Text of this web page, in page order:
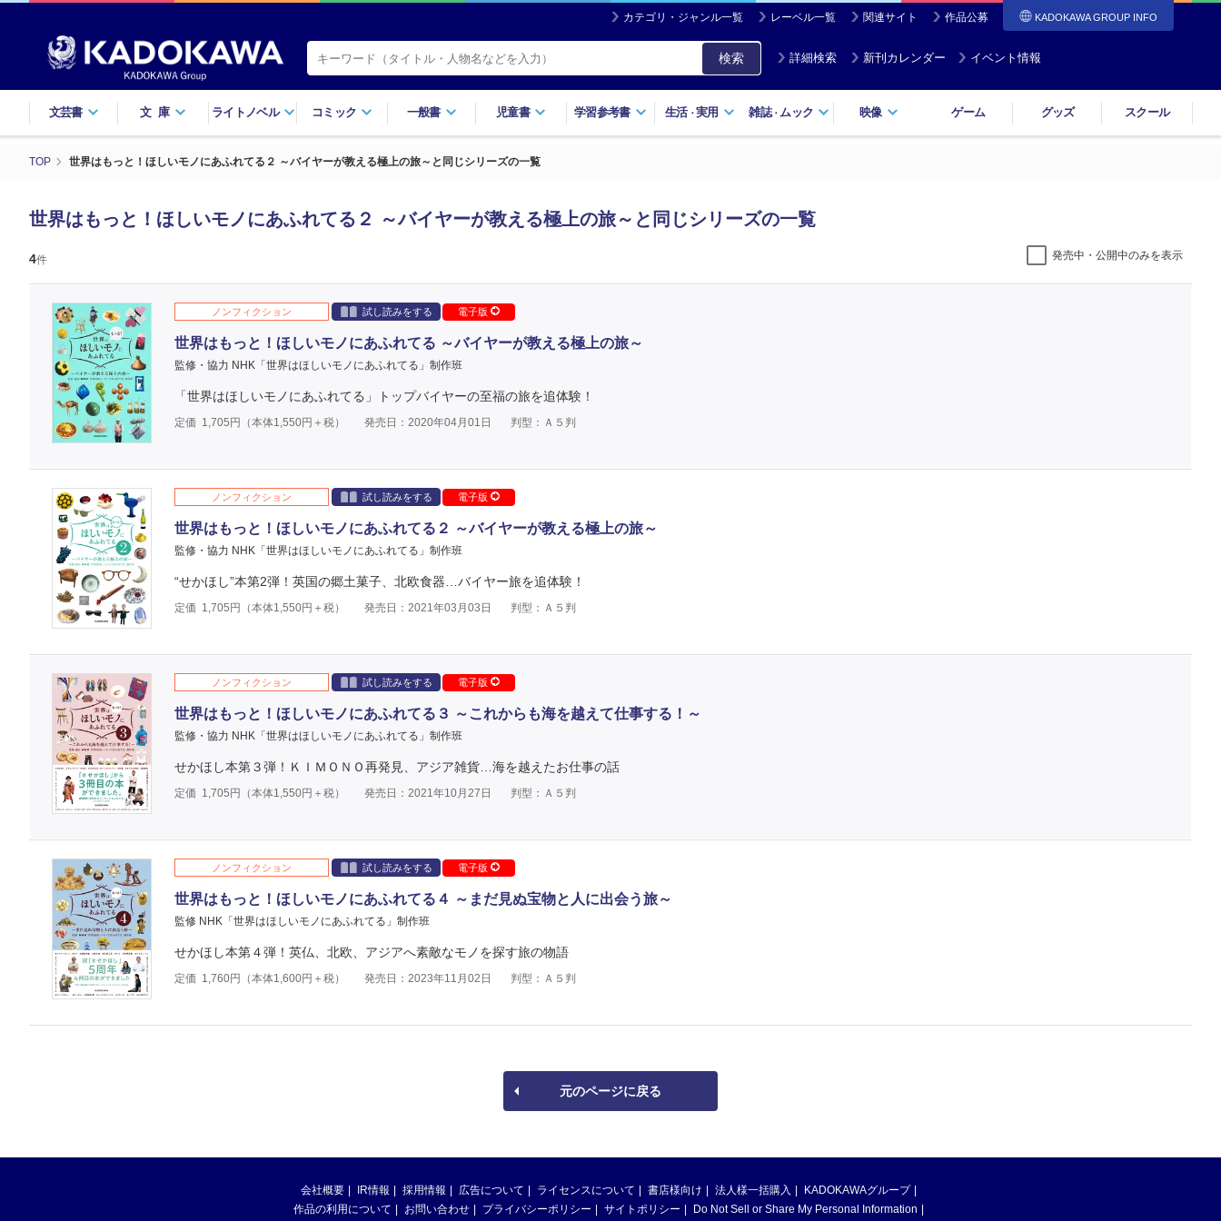
カテゴリ・ジャンル一覧 レーベル一覧 関連サイト 作品公募 KADOKAWA GROUP INFO
検索 詳細検索 新刊カレンダー イベント情報
文芸書 文庫 ライトノベル コミック 一般書 児童書 学習参考書 生活・実用 雑誌・ ムック 映像 ゲーム グッズ スクール
TOP 世界はもっと！ほしいモノにあふれてる２ ～バイヤーが教える極上の旅～と同じシリーズの一覧
世界はもっと！ほしいモノにあふれてる２ ～バイヤーが教える極上の旅～と同じシリーズの一覧
4件 発売中・公開中のみを表示
ノンフィクション 試し読みをする 電子版
世界はもっと！ほしいモノにあふれてる ～バイヤーが教える極上の旅～
監修・協力 NHK「世界はほしいモノにあふれてる」制作班
「世界はほしいモノにあふれてる」トップバイヤーの至福の旅を追体験！
定価 1,705 円（本体1,550円＋税） 発売日：2020年04月01日 判型：Ａ５判
ノンフィクション 試し読みをする 電子版
世界はもっと！ほしいモノにあふれてる２ ～バイヤーが教える極上の旅～
監修・協力 NHK「世界はほしいモノにあふれてる」制作班
“せかほし”本第2弾！英国の郷土菓子、北欧食器…バイヤー旅を追体験！
定価 1,705 円（本体1,550円＋税） 発売日：2021年03月03日 判型：Ａ５判
ノンフィクション 試し読みをする 電子版
世界はもっと！ほしいモノにあふれてる３ ～これからも海を越えて仕事する！～
監修・協力 NHK「世界はほしいモノにあふれてる」制作班
せかほし本第３弾！ＫＩＭＯＮＯ再発見、アジア雑貨…海を越えたお仕事の話
定価 1,705 円（本体1,550円＋税） 発売日：2021年10月27日 判型：Ａ５判
ノンフィクション 試し読みをする 電子版
世界はもっと！ほしいモノにあふれてる４ ～まだ見ぬ宝物と人に出会う旅～
監修 NHK「世界はほしいモノにあふれてる」制作班
せかほし本第４弾！英仏、北欧、アジアへ素敵なモノを探す旅の物語
定価 1,760円（本体1,600円＋税） 発売日：2023年11月02日 判型：Ａ５判
元のページに戻る
会社概要 IR情報 採用情報 広告について ライセンスについて 書店様向け 法人様一括購入
KADOKAWAグループ
作品の利用について
お問い合わせ プライバシーポリシー サイトポリシー Do Not Sell or Share My Personal Information